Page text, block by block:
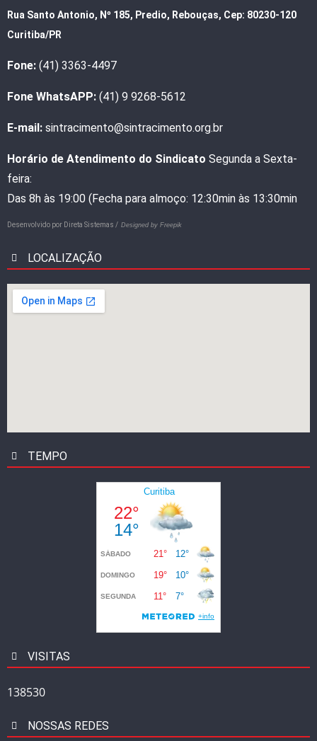
Rua Santo Antonio, Nº 185, Predio, Rebouças, Cep: 80230-120
Curitiba/PR
Fone: (41) 3363-4497
Fone WhatsAPP: (41) 9 9268-5612
E-mail: sintracimento@sintracimento.org.br
Horário de Atendimento do Sindicato Segunda a Sexta-
feira:
Das 8h às 19:00 (Fecha para almoço: 12:30min às 13:30min
Desenvolvido por Direta Sistemas / Designed by Freepik
LOCALIZAÇÃO
TEMPO
VISITAS
138530
NOSSAS REDES